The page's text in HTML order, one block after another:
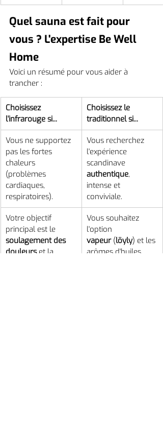
Quel sauna est fait pour
vous ? L'expertise Be Well
Home
Voici un résumé pour vous aider à
trancher :
Choisissez
l'infrarouge si...
Choisissez le
traditionnel si...
Vous ne supportez
pas les fortes
chaleurs
(problèmes
cardiaques,
respiratoires).
Vous recherchez
l'expérience
scandinave
authentique,
intense et
conviviale.
Votre objectif
principal est le
soulagement des
douleurs et la
Vous souhaitez
l'option
vapeur (löyly) et les
arômes d'huiles